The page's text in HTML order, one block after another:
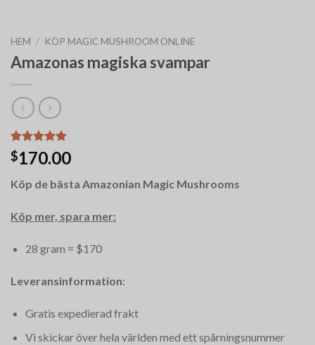
HEM / KÖP MAGIC MUSHROOM ONLINE
Amazonas magiska svampar
Betygsatt
5.00av 5
12
kundrecensioner
$170.00
Köp de bästa Amazonian Magic Mushrooms
Köp mer, spara mer:
28 gram = $170
Leveransinformation:
Gratis expedierad frakt
Vi skickar över hela världen med ett spårningsnummer